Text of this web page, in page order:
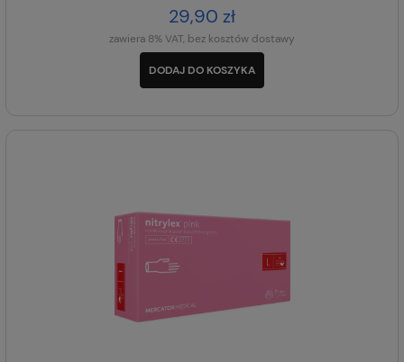
29,90 zł
zawiera 8% VAT, bez kosztów dostawy
DODAJ DO KOSZYKA